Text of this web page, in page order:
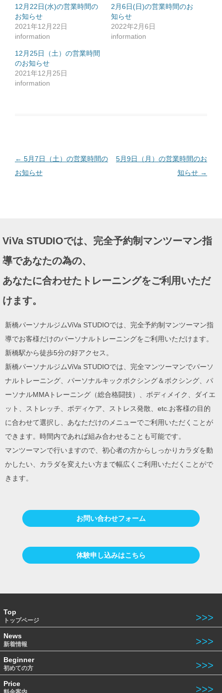
共
有
す
る
に
は
ク
ッ
ク
し
て
く
だ
さ
で
開
ま
す
12月22日(水)の営業時間の
お知らせ
2021年12月22日
information
2月6日(日)の営業時間のお
知らせ
2022年2月6日
information
12月25日（土）の営業時間
のお知らせ
2021年12月25日
information
投
稿
シ
ョ
← 5月7日（土）の営業時間の
お知らせ
5月9日（月）の営業時間のお
知らせ →
ViVa STUDIOでは、完全予約制マンツーマン指
導であなたの為の、
あなたに合わせたトレーニングをご利用いただ
けます。
新橋パーソナルジムViVa STUDIOでは、完全予約制マンツーマン指
導でお客様だけのパーソナルトレーニングをご利用いただけます。
新橋駅から徒歩5分の好アクセス。
新橋パーソナルジムViVa STUDIOでは、完全マンツーマンでパーソ
ナルトレーニング、パーソナルキックボクシング＆ボクシング、パ
ーソナルMMAトレーニング（総合格闘技）、ボディメイク、ダイエ
ット、ストレッチ、ボディケア、ストレス発散、etc.お客様の目的
に合わせて選択し、あなただけのメニューでご利用いただくことが
できます。時間内であれば組み合わせることも可能です。
マンツーマンで行いますので、初心者の方からしっかりカラダを動
かしたい、カラダを変えたい方まで幅広くご利用いただくことがで
きます。
お問い合わせフォーム
体験申し込みはこちら
Top
トップページ
News
新着情報
Beginner
初めての方
Price